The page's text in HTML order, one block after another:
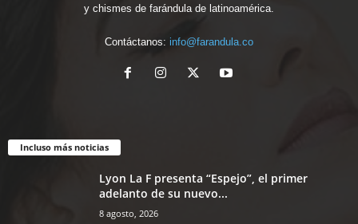
y chismes de farándula de latinoamérica.
Contáctanos: info@farandula.co
Incluso más noticias
Lyon La F presenta “Espejo”, el primer
adelanto de su nuevo...
8 agosto, 2026